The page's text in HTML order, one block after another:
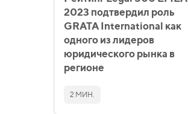
2023 подтвердил роль
GRATA International как
одного из лидеров
юридического рынка в
регионе
2 МИН.